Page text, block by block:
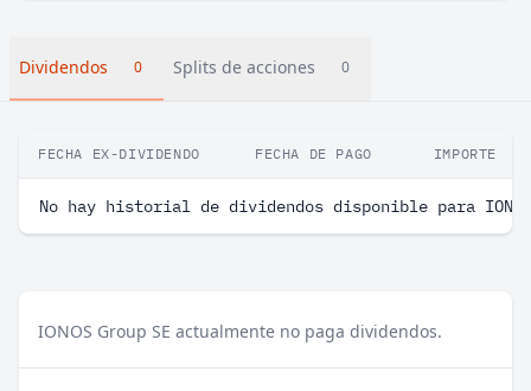
Dividendos 0 Splits de acciones 0
FECHA EX-DIVIDENDO FECHA DE PAGO IMPORTE
No hay historial de dividendos disponible para
IONOS Group SE actualmente no paga dividendos.